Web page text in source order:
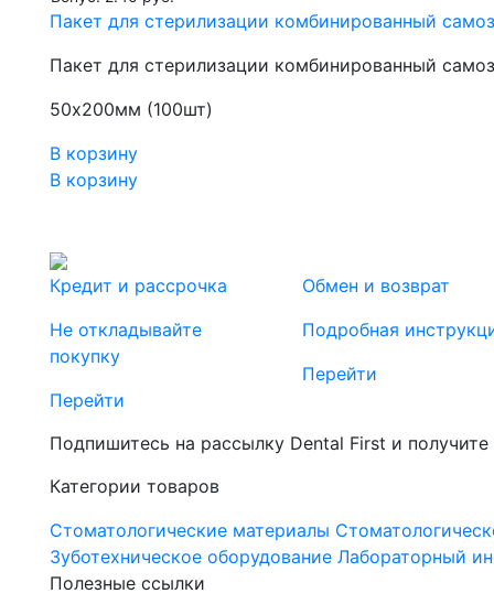
Пакет для стерилизации комбинированный
Пакет для стерилизации комбинированный
50х200мм (100шт)
В корзину
В корзину
Кредит и рассрочка
Не откладывайте
покупку
Перейти
Обмен и возврат
Подробная
Перейти
Подпишитесь на рассылку Dental First и
Категории товаров
Стоматологические материалы
Зуботехническое оборудование Лабораторный
Полезные ссылки